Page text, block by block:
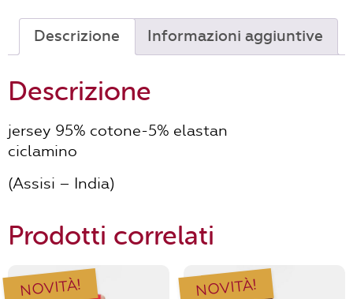
Descrizione Informazioni aggiuntive
Descrizione
jersey 95% cotone-5% elastan
ciclamino
(Assisi – India)
Prodotti correlati
NOVITÀ! NOVITÀ!